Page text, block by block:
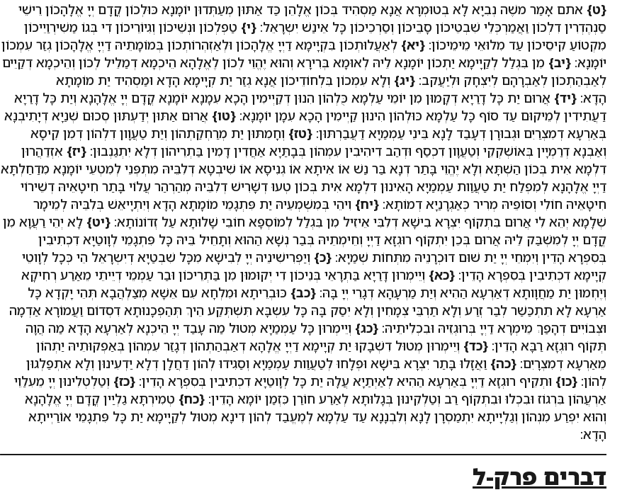
{ט} אתם אָמַר משֶׁה נְבִיָא לָא בְטוּמְרָא אֲנָא מַסְהִיד בְּכוֹן אֱלָהֵן כַּד אַתּוּן מְעַתְּדוּן יוֹמָנָא כּוּלְכוֹן קֳדָם יְיָ אֱלָהָכוֹן רֵישֵׁי
סַנְהֶדְרִין דִלְכוֹן וַאֲמַרְכְּלֵי שִׁבְטֵיכוֹן סָבֵיכוֹן וְסַרְכֵיכוֹן כָּל אֵינַשׁ יִשְרָאֵל: {י} טַפְלְכוֹן וּנְשֵׁיכוֹן וְגִיוֹרֵיכוֹן דִי בְּגוֹ מַשִׁירְוַיֵיכוֹן
מִקְטוֹעַ קִיסֵיכוֹן עַד מִלוּאֵי מֵימֵיכוֹן: {יא} לְאַעֲלוּתְכוֹן בִּקְיָימָא דַיְיָ אֱלָהָכוֹן וּלְאַזְהְרוֹתְכוֹן בְּמוֹמָתֵיהּ דַיְיָ אֱלָהָכוֹן גְזַר עִמְכוֹן
יוֹמָנָא: {יב} מִן בִּגְלַל לְקַיָימָא יַתְכוֹן יוֹמָנָא לֵיהּ לְאוּמָא בְּרִירָא וְהוּא יֶהֱוֵי לְכוֹן לֶאֱלָהָא הֵיכְמָא דְמַלֵיל לְכוֹן וְהֵיכְמָא דְקַיֵים
לְאַבְהַתְכוֹן לְאַבְרָהָם לְיִצְחָק וּלְיַעֲקב: {יג} וְלָא עִמְכוֹן בִּלְחוֹדֵיכוֹן אֲנָא גְזַר יַת קְיָימָא הָדָא וּמַסְהִיד יַת מוֹמָתָא
הָדָא: {יד} אֲרוּם יַת כָּל דָרַיָא דְקָמוּן מִן יוֹמֵי עַלְמָא כֻּלְהוֹן הִנוּן דְקַיְימִין הָכָא עִמָנָא יוֹמָנָא קֳדָם יְיָ אֱלָהָנָא וְיַת כָּל דָרַיָא
דַעֲתִידִין לְמֵיקוּם עַד סוֹף כָּל עַלְמָא כּוּלְהוֹן הִינוּן קַיְימִין הָכָא עִמָן יוֹמָנָא: {טו} אֲרוּם אַתּוּן יְדַעְתּוּן סְכוּם שְׁנַיָא דְיָתִיבְנָא
בְּאַרְעָא דְמִצְרַיִם וּגְבוּרָן דְעָבַד לָנָא בֵּינֵי עַמְמַיָא דַעֲבַרְתּוּן: {טז} וְחָמִתּוּן יַת מְרַחְקַתְהוֹן וְיַת טַעֲוָון דִלְהוֹן דְמִן קֵיסָא
וְאַבְנָא דְרַמְיָין בְּאוֹשְׁקְקֵי וְטַעֲוָון דִכְסַף וּדְהַב דִיהִיבִין עִמְהוֹן בְּבָתַּיָא אַחֲדִין דָמִין בַּתְרֵיהוֹן דְלָא יִתְגַנְבוּן: {יז} אִזְדַהֲרוּן
דִלְמָא אִית בְּכוֹן הַשְׁתָּא וְלָא יֶהֱוֵי בָּתַר דְנָא בַּר נַשׁ אוֹ אִיתָא אוֹ גְנִיסָא אוֹ שִׁיבְטָא דְלִבֵּיהּ מִתְפְּנֵי לְמִטְעֵי יוֹמָנָא מִדַחַלְתָּא
דַיְיָ אֱלָהָנָא לְמִפְלַח יַת טַעֲוַות עַמְמַיָא הָאִינוּן דִלְמָא אִית בְּכוֹן טְעוּ דְשָׁרִישׁ דְלִבֵּיהּ מְהַרְהַר עֲלוֹי בָּתַר חִיטָאֵיהּ דְשֵׁירוֹי
חִיטָאֵיהּ חוֹלִי וְסוֹפֵיהּ מְרִיר כְּאַגְרָנַיָא דְמוֹתָא: {יח} וִיהֵי בְּמִשְׁמְעֵיהּ יַת פִּתְגָמֵי מוֹמָתָא הָדָא וְיִתְיָיאֵשׁ בְּלִבֵּיהּ לְמֵימָר
שְׁלָמָא יְהֵא לִי אֲרוּם בִּתְקוֹף יִצְרָא בִישָׁא דְלִבִּי אֵיזִיל מִן בִּגְלַל לְמוֹסְפָא חוֹבֵי שָׁלוּתָא עַל זְדוֹנוֹתָא: {יט} לָא יְהֵי רַעֲוָא מִן
קֳדָם יְיָ לְמִשְׁבַּק לֵיהּ אֲרוּם בְּכֵן יִתְקוֹף רוּגְזָא דַיְיָ וְחֵימְתֵיהּ בְּבַר נְשָׁא הַהוּא וְתָחֵיל בֵּיהּ כָּל פִּתְגָמֵי לְוָוטַיָא דִכְתִיבִין
בְּסִפְרָא הָדֵין וְיִמְחֵי יְיָ יַת שׁוּם דוּכְרָנֵיהּ מִתְּחוֹת שְׁמַיָא: {כ} וְיַפְרִישִׁינֵיהּ יְיָ לְבִישָׁא מִכָּל שִׁבְטַיָא דְיִשְרָאֵל הֵי כְּכָל לְוָוטֵי
קְיָימָא דִכְתִיבִין בְּסִפְרָא הָדֵין: {כא} וְיֵימְרוּן דָרַיָא בַּתְרָאֵי בְּנֵיכוֹן דִי יְקוּמוּן מִן בַּתְרֵיכוֹן וּבַר עַמְמֵי דְיֵיתֵי מֵאַרַע רְחִיקָא
וְיֶחְמוּן יַת מַחֲוָותָא דְאַרְעָא הַהִיא וְיַת מַרְעָהָא דְגָרֵי יְיָ בָּהּ: {כב} כּוּבְרֵיתָא וּמִלְחָא עִם אֵשָׁא מְצַלְהֲבָא תְּהֵי יָקְדָא כָּל
אַרְעָא לָא תִתְכַּשַׁר לְבַר זְרַע וְלָא תַרְבֵּי צְמָחִין וְלָא יִסַק בָּהּ כָּל עִשְבָּא תִּשְׁתְּקַע הֵיךְ תְּהַפְכָנוּתָא דִסְדוֹם וַעֲמוֹרָא אַדְמָה
וּצְבוֹיִים דְהָפַךְ מֵימְרָא דַיְיָ בְּרוּגְזֵיהּ וּבִכְלִיתֵיהּ: {כג} וְיֵימְרוּן כָּל עַמְמַיָא מְטוּל מַה עָבַד יְיָ הֵיכְנָא לְאַרְעָא הָדָא מַה הֲוָה
תְּקוֹף רוּגְזָא רַבָּא הָדֵין: {כד} וְיֵימְרוּן מְטוּל דִשְׁבָקוּ יַת קְיָימָא דַיְיָ אֱלָהָא דְאַבְהַתְהוֹן דְגָזַר עִמְהוֹן בְּאַפְקוּתֵיהּ יַתְהוֹן
מֵאַרְעָא דְמִצְרָיִם: {כה} וַאֲזָלוּ בָּתַר יִצְרָא בִּישָׁא וּפְלָחוּ לְטַעֲוַות עַמְמַיָא וְסַגִידוּ לְהוֹן דַחֲלָן דְלָא יַדְעִינוּן וְלָא אִתְפַלְגוּן
לְהוֹן: {כו} וּתְקֵיף רוּגְזָא דַיְיָ בְּאַרְעָא הַהִיא לְאַיְתַיָא עֲלָהּ יַת כָּל לְוָוטַיָא דִכְתִיבִין בְּסִפְרָא הָדֵין: {כז} וְטַלְטְלִינוּן יְיָ מֵעִלַוֵי
אַרְעֲהוֹן בִּרְגוֹז וּבִכְלוּ וּבִתְקוֹף רַב וְטַלְקִינוּן בְּגָלוּתָא לְאַרַע חוֹרַן כִּזְמַן יוֹמָא הָדֵין: {כח} טְמִירְתָּא גַלְיַין קֳדָם יְיָ אֱלָהָנָא
וְהוּא יִפְרַע מִנְהוֹן וְגַלְיָיתָא יִתְמַסְרָן לָנָא וְלִבְנָנָא עַד עַלְמָא לְמֶעֱבַד לְהוֹן דִינָא מְטוּל לְקַיָימָא יַת כָּל פִּתְגָמֵי אוֹרַיְיתָא
הָדָא:
דברים פרק-ל